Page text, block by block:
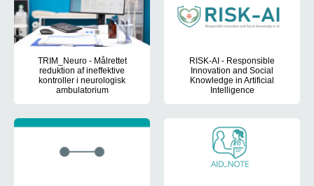
TRIM_Neuro - Målrettet
reduktion af ineffektive
kontroller i neurologisk
ambulatorium
RISK-AI - Responsible
Innovation and Social
Knowledge in Artificial
Intelligence